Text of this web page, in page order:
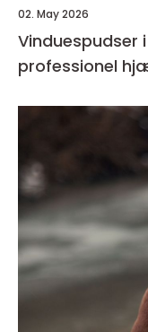
02. May 2026
Vinduespudser
professionel